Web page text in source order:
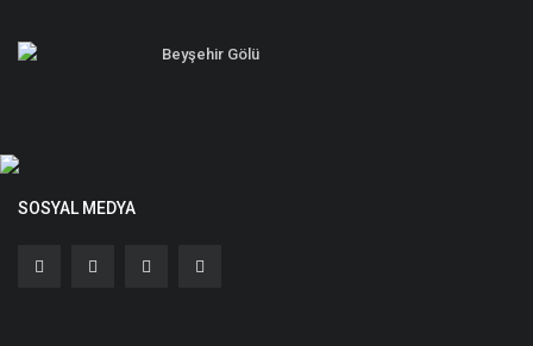
Beyşehir Gölü
SOSYAL MEDYA